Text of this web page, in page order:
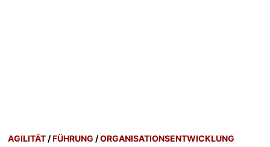
AGILITÄT /FÜHRUNG /ORGANISATIONSENTWICKLUNG